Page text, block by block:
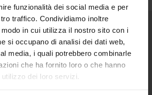
funzionalità dei social media e per
traffico. Condividiamo inoltre
in cui utilizza il nostro sito con i
si occupano di analisi dei dati web,
media, i quali potrebbero combinarle
che ha fornito loro o che hanno
dei loro servizi.
Senaf srl
+ 39 02.332039460